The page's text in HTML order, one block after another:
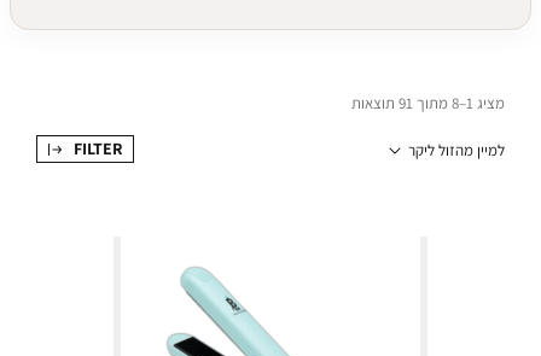
מציג 1–8 מתוך 91 תוצאות
למיין מהזול ליקר FILTER